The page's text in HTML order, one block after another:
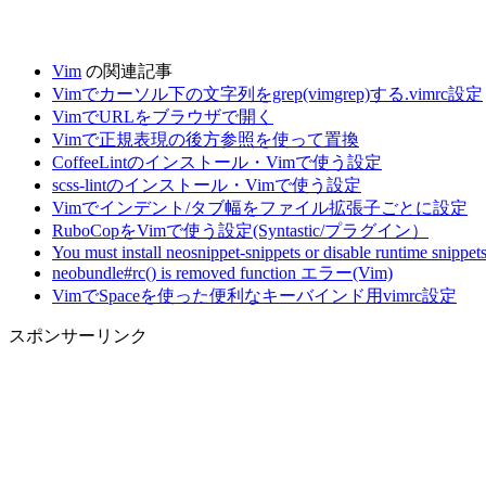
Vim の関連記事
Vimでカーソル下の文字列をgrep(vimgrep)する.vimrc設定
VimでURLをブラウザで開く
Vimで正規表現の後方参照を使って置換
CoffeeLintのインストール・Vimで使う設定
scss-lintのインストール・Vimで使う設定
Vimでインデント/タブ幅をファイル拡張子ごとに設定
RuboCopをVimで使う設定(Syntastic/プラグイン）
You must install neosnippet-snippets or disable runtime
neobundle#rc() is removed function エラー(Vim)
VimでSpaceを使った便利なキーバインド用vimrc設定
スポンサーリンク